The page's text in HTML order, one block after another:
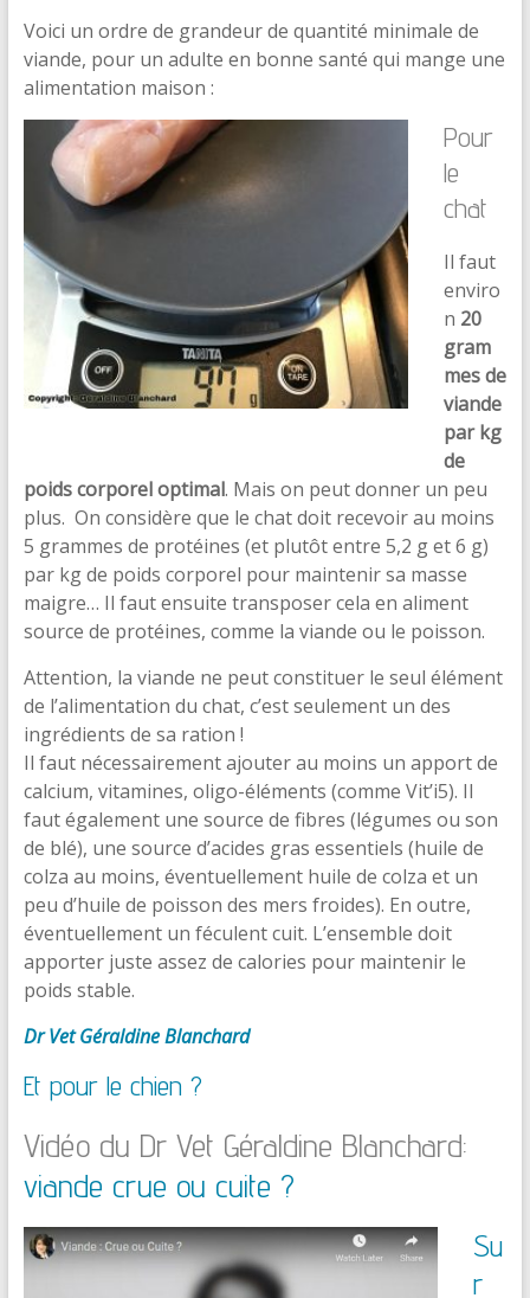
Voici un ordre de grandeur de quantité minimale de
viande, pour un adulte en bonne santé qui mange une
alimentation maison :
Pour
le
chat
Il faut
enviro
n 20
gram
mes de
viande
par kg
de
poids corporel optimal. Mais on peut donner un peu
plus. On considère que le chat doit recevoir au moins
5 grammes de protéines (et plutôt entre 5,2 g et 6 g)
par kg de poids corporel pour maintenir sa masse
maigre… Il faut ensuite transposer cela en aliment
source de protéines, comme la viande ou le poisson.
Attention, la viande ne peut constituer le seul élément
de l’alimentation du chat, c’est seulement un des
ingrédients de sa ration !
Il faut nécessairement ajouter au moins un apport de
calcium, vitamines, oligo-éléments (comme Vit’i5). Il
faut également une source de fibres (légumes ou son
de blé), une source d’acides gras essentiels (huile de
colza au moins, éventuellement huile de colza et un
peu d’huile de poisson des mers froides). En outre,
éventuellement un féculent cuit. L’ensemble doit
apporter juste assez de calories pour maintenir le
poids stable.
Dr Vet Géraldine Blanchard
Et pour le chien ?
Vidéo du Dr Vet Géraldine Blanchard:
viande crue ou cuite ?
Su
r